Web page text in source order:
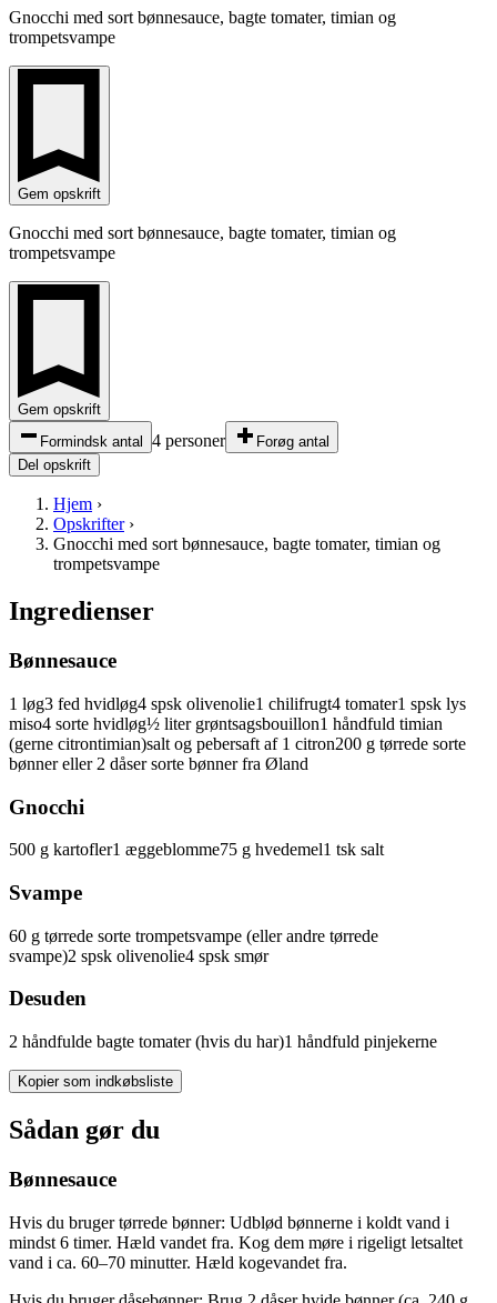
Gnocchi med sort bønnesauce, bagte tomater, timian og
trompetsvampe
Gem opskrift
Gnocchi med sort bønnesauce, bagte tomater, timian og
trompetsvampe
Gem opskrift
Formindsk antal
4 personer
Forøg antal
Del opskrift
Hjem ›
Opskrifter›
Gnocchi med sort bønnesauce, bagte tomater, timian og
trompetsvampe
Ingredienser
Bønnesauce
1 løg3 fed hvidløg4 spsk olivenolie1 chilifrugt4 tomater1 spsk lys
miso4 sorte hvidløg½ liter grøntsagsbouillon1 håndfuld timian
(gerne citrontimian)salt og pebersaft af 1 citron200 g tørrede sorte
bønner eller 2 dåser sorte bønner fra Øland
Gnocchi
500 g kartofler1 æggeblomme75 g hvedemel1 tsk salt
Svampe
60 g tørrede sorte trompetsvampe (eller andre tørrede
svampe)2 spsk olivenolie4 spsk smør
Desuden
2 håndfulde bagte tomater (hvis du har)1 håndfuld pinjekerne
Kopier som indkøbsliste
Sådan gør du
Bønnesauce
Hvis du bruger tørrede bønner: Udblød bønnerne i koldt vand i
mindst 6 timer. Hæld vandet fra. Kog dem møre i rigeligt letsaltet
vand i ca. 60–70 minutter. Hæld kogevandet fra.